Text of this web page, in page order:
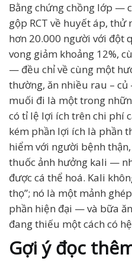
Bằng chứng chồng lớp —
gộp RCT về huyết áp, thử
hơn 20.000 người với đột
vong giảm khoảng 12%,
— đều chỉ về cùng một
thường, ăn nhiều rau – củ
muối đi là một trong
có tỉ lệ lợi ích trên chi phí
kém phần lợi ích là phần
hiểm với người bệnh
thuốc ảnh hưởng kali —
được cá thể hoá. Kali
thọ”; nó là một mảnh
phần hiện đại — và bữa
đang thiếu một cách có
Gợi ý đọc